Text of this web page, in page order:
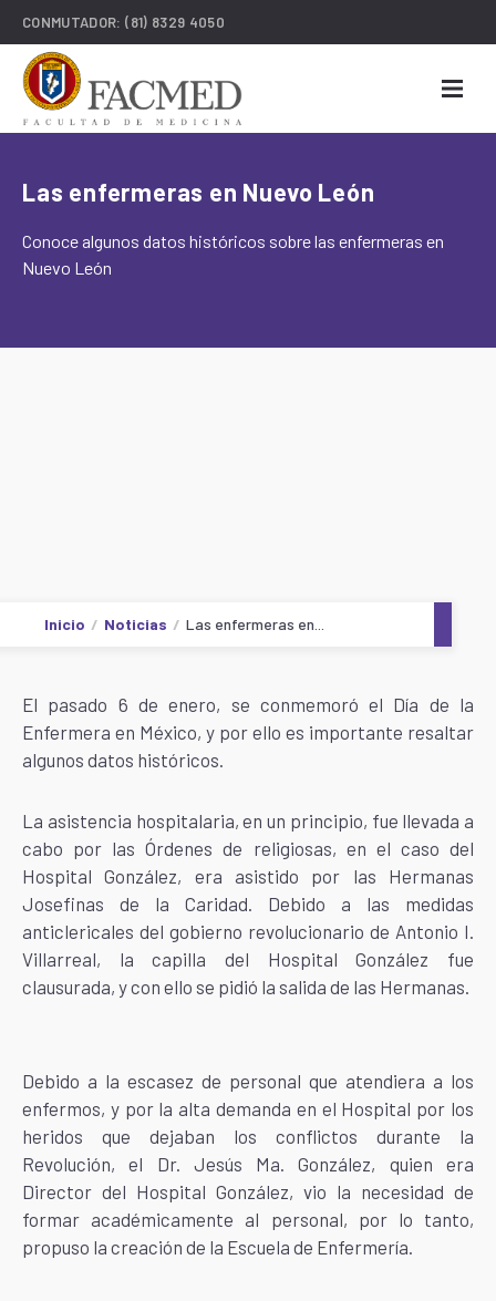
CONMUTADOR:(81) 8329 4050
Las enfermeras en Nuevo León
Conoce algunos datos históricos sobre las enfermeras en
Nuevo León
Inicio Noticias Las enfermeras en...
El pasado 6 de enero, se conmemoró el Día de la
Enfermera en México, y por ello es importante resaltar
algunos datos históricos.
La asistencia hospitalaria, en un principio, fue llevada a
cabo por las Órdenes de religiosas, en el caso del
Hospital González, era asistido por las Hermanas
Josefinas de la Caridad. Debido a las medidas
anticlericales del gobierno revolucionario de Antonio I.
Villarreal, la capilla del Hospital González fue
clausurada, y con ello se pidió la salida de las Hermanas.
Debido a la escasez de personal que atendiera a los
enfermos, y por la alta demanda en el Hospital por los
heridos que dejaban los conflictos durante la
Revolución, el Dr. Jesús Ma. González, quien era
Director del Hospital González, vio la necesidad de
formar académicamente al personal, por lo tanto,
propuso la creación de la Escuela de Enfermería.